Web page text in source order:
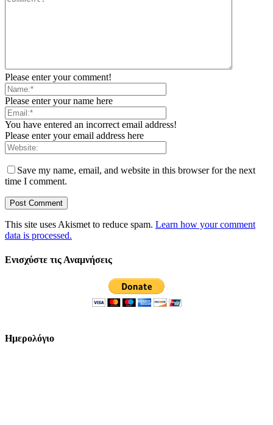
Please enter your comment!
Please enter your name here
You have entered an incorrect email address!
Please enter your email address here
Save my name, email, and website in this browser for the next
time I comment.
This site uses Akismet to reduce spam. Learn how your comment
data is processed.
Ενισχύστε τις Αναμνήσεις
Ημερολόγιο